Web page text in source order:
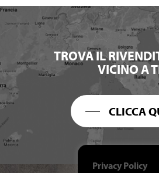
TROVA IL
VICINO A
CLICCA
Privacy Policy